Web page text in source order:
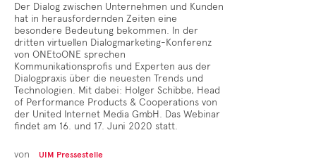
Der Dialog zwischen Unternehmen und Kunden
hat in herausfordernden Zeiten eine
besondere Bedeutung bekommen. In der
dritten virtuellen Dialogmarketing-Konferenz
von ONEtoONE sprechen
Kommunikationsprofis und Experten aus der
Dialogpraxis über die neuesten Trends und
Technologien. Mit dabei: Holger Schibbe, Head
of Performance Products & Cooperations von
der United Internet Media GmbH. Das Webinar
findet am 16. und 17. Juni 2020 statt.
von UIM Pressestelle